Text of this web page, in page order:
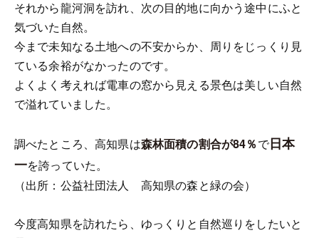
それから龍河洞を訪れ、次の目的地に向かう途中にふと
気づいた自然。
今まで未知なる土地への不安からか、周りをじっくり見
ている余裕がなかったのです。
よくよく考えれば電車の窓から見える景色は美しい自然
で溢れていました。
調べたところ、高知県は森林面積の割合が84％で日本
一を誇っていた。
（出所：公益社団法人 高知県の森と緑の会）
今度高知県を訪れたら、ゆっくりと自然巡りをしたいと